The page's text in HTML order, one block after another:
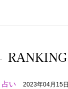
RANKING
占い 2023年04月15日